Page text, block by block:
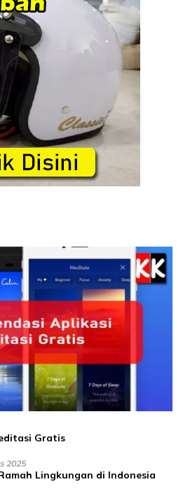
Gratis
2025
Lingkungan di Indonesia